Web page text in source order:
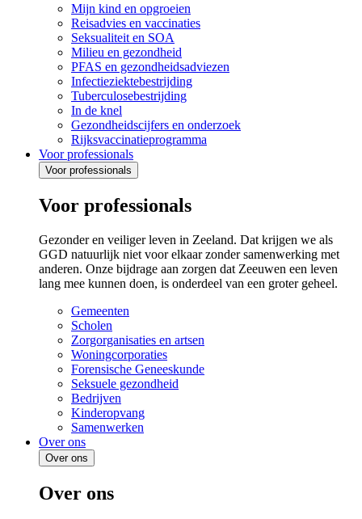
Mijn kind en opgroeien
Reisadvies en vaccinaties
Seksualiteit en SOA
Milieu en gezondheid
PFAS en gezondheidsadviezen
Infectieziektebestrijding
Tuberculosebestrijding
In de knel
Gezondheidscijfers en onderzoek
Rijksvaccinatieprogramma
Voor professionals
Voor professionals
Voor professionals
Gezonder en veiliger leven in Zeeland. Dat krijgen we als
GGD natuurlijk niet voor elkaar zonder samenwerking met
anderen. Onze bijdrage aan zorgen dat Zeeuwen een leven
lang mee kunnen doen, is onderdeel van een groter geheel.
Gemeenten
Scholen
Zorgorganisaties en artsen
Woningcorporaties
Forensische Geneeskunde
Seksuele gezondheid
Bedrijven
Kinderopvang
Samenwerken
Over ons
Over ons
Over ons